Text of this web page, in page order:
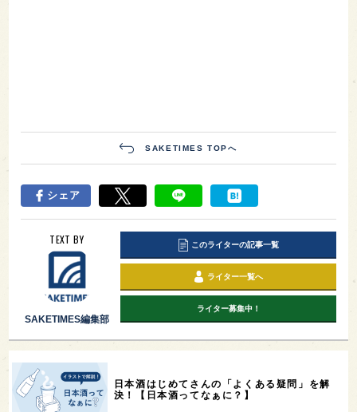
SAKETIMES TOPへ
シェア
TEXT BY
SAKETIMES編集部
このライターの記事一覧
ライター一覧へ
ライター募集中！
日本酒はじめてさんの「よくある疑問」を解
決！【日本酒ってなぁに？】